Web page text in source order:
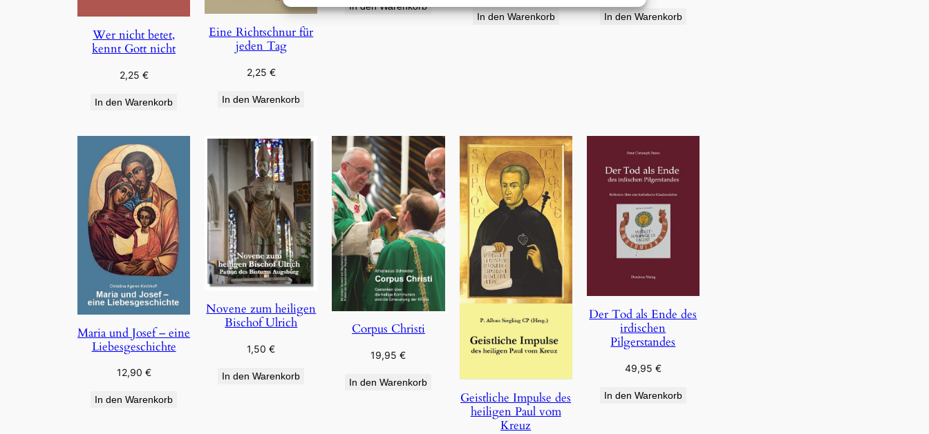
Wer nicht betet,
kennt Gott nicht
2,25 €
In den Warenkorb
Eine Richtschnur für
jeden Tag
2,25 €
In den Warenkorb
In den Warenkorb
In den Warenkorb In den Warenkorb
Maria und Josef – eine
Liebesgeschichte
12,90 €
In den Warenkorb
Novene zum heiligen
Bischof Ulrich
1,50€
In den Warenkorb
Corpus Christi
19,95€
In den Warenkorb
Geistliche Impulse des
heiligen Paul vom
Kreuz
Der Tod als Ende des
irdischen
Pilgerstandes
49,95 €
In den Warenkorb